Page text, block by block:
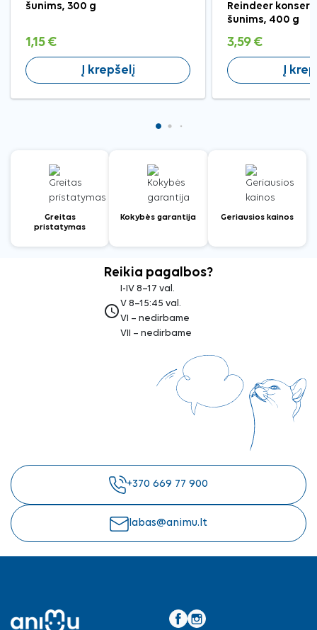
šunims, 300 g
1,15 €
Į krepšelį
Reindeer
šunims, 400 g
3,59 €
Į
Greitas
pristatymas
Kokybės garantija Geriausios kainos
Reikia pagalbos?
access_time
I-IV 8–17 val.
V 8–15:45 val.
VI – nedirbame
VII – nedirbame
+370 669 77 900
labas@animu.lt